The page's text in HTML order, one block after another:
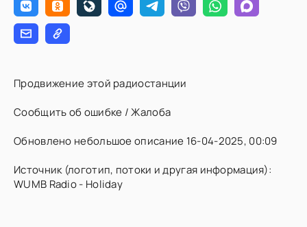
Продвижение этой радиостанции
Сообщить об ошибке / Жалоба
Обновлено небольшое описание 16-04-2025, 00:09
Источник (логотип, потоки и другая информация):
WUMB Radio - Holiday